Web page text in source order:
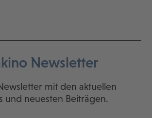
Newsletter
mit den aktuellen
und neuesten Beiträgen.